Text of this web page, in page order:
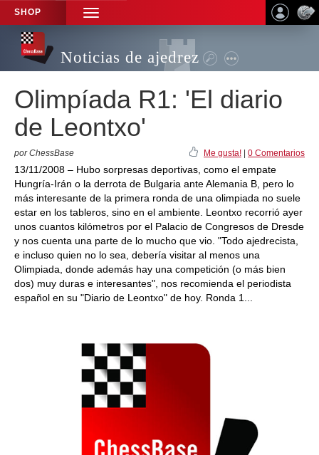
SHOP
TOGGLE
NAVIGATION
Noticias de ajedrez
Olimpíada R1: 'El diario
de Leontxo'
por ChessBase Me gusta! 0 Comentarios
13/11/2008 – Hubo sorpresas deportivas, como el empate
Hungría-Irán o la derrota de Bulgaria ante Alemania B, pero lo
más interesante de la primera ronda de una olimpiada no suele
estar en los tableros, sino en el ambiente. Leontxo recorrió ayer
unos cuantos kilómetros por el Palacio de Congresos de Dresde
y nos cuenta una parte de lo mucho que vio. "Todo ajedrecista,
e incluso quien no lo sea, debería visitar al menos una
Olimpiada, donde además hay una competición (o más bien
dos) muy duras e interesantes", nos recomienda el periodista
español en su "Diario de Leontxo" de hoy. Ronda 1...